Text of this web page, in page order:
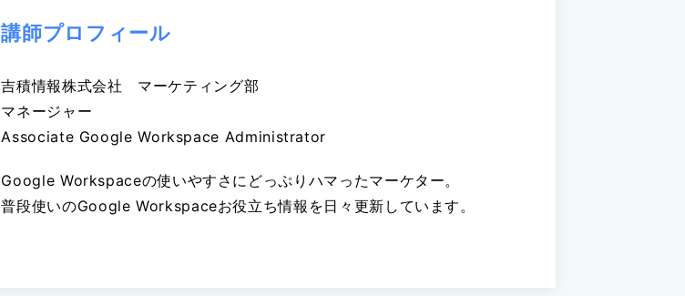
講師プロフィール
吉積情報株式会社 マーケティング部
マネージャー
Associate Google Workspace Administrator
Google Workspaceの使いやすさにどっぷりハマったマーケター。
普段使いのGoogle Workspaceお役立ち情報を日々更新しています。